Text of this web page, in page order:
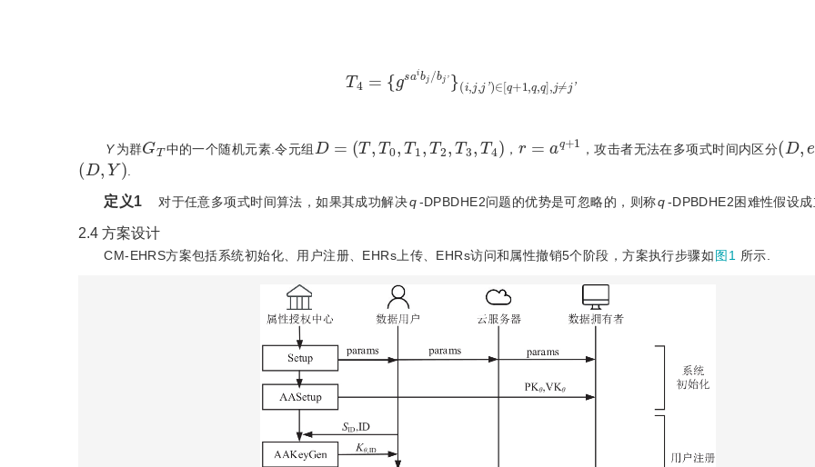
a bj/b j'} i,
Y 为群
G
中的一个随机元素.令元组
D= ,T0,T 1,T 2,T 3,T 4)
，
+ 1
，攻击者无法在多项式时间内区分
( D,
( D, Y)
定义1
  对于任意多项式时间算法，如果其成功解决
q-DPBDHE2问题的优势是可忽略的，则称q-DPBDHE2困难性假设成
2.4 方案设计
CM-EHRS方案包括系统初始化、用户注册、EHRs上传、EHRs访问和属性撤销5个阶段，方案执行步骤如图1 所示.